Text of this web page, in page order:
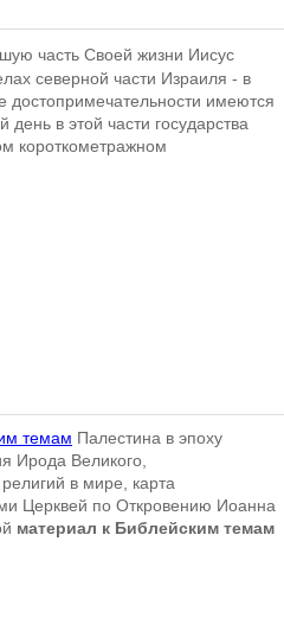
часть Своей жизни Иисус
северной части Израиля - в
достопримечательности имеются
день в этой части государства
короткометражном
темам Палестина в эпоху
Ирода Великого,
в мире, карта
Церквей по Откровению Иоанна
материал к Библейским темам